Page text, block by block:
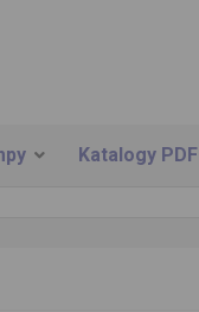
Katalogy PDF